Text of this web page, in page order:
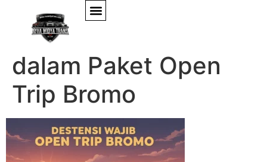
Destinasi Wajib
dalam Paket Open
Trip Bromo